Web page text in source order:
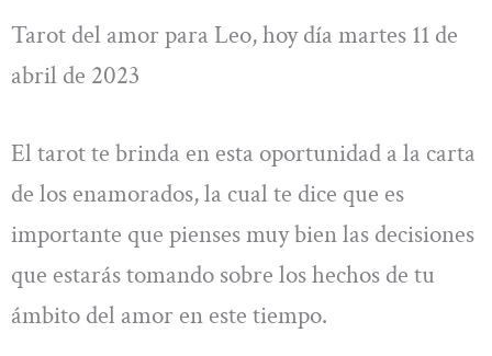
Tarot del amor para Leo, hoy día martes 11 de
abril de 2023
El tarot te brinda en esta oportunidad a la carta
de los enamorados, la cual te dice que es
importante que pienses muy bien las decisiones
que estarás tomando sobre los hechos de tu
ámbito del amor en este tiempo.